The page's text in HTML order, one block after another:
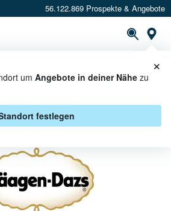
56.122.869 Prospekte & Angebote
um Angebote in deiner Nähe zu
festlegen
×
ANGEBOTE &